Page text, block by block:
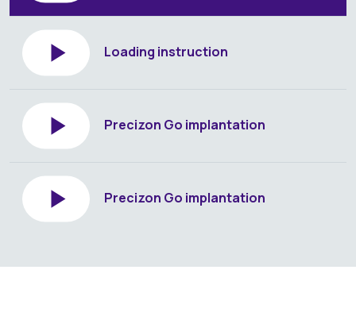
Loading instruction
Precizon Go implantation
Precizon Go implantation